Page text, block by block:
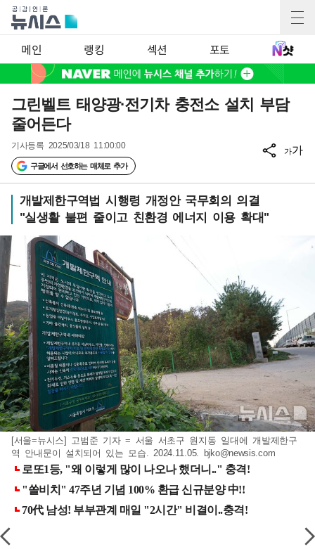
메인 랭킹 섹션 포토
그린벨트 태양광·전기차 충전소 설치 부담
줄어든다
기사등록 2025/03/18 11:00:00
구글에서 선호하는 매체로 추가
가가
개발제한구역법 시행령 개정안 국무회의 의결
"실생활 불편 줄이고 친환경 에너지 이용 확대"
[서울=뉴시스] 고범준 기자 = 서울 서초구 원지동 일대에 개발제한구
역 안내문이 설치되어 있는 모습. 2024.11.05.
bjko@newsis.com